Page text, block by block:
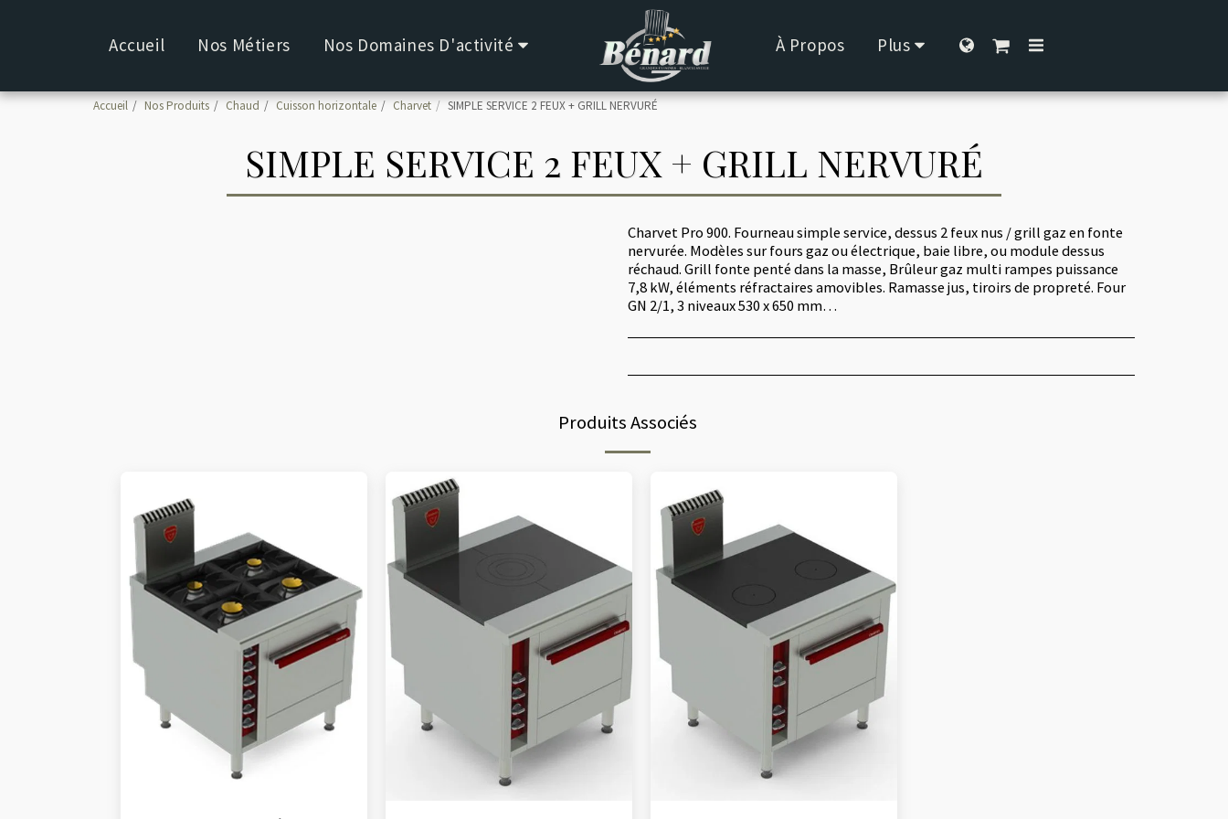
Accueil Nos Métiers Nos Domaines D'activité À Propos Plus
Accueil Nos Produits Chaud Cuisson horizontale Charvet SIMPLE SERVICE 2 FEUX + GRILL NERVURÉ
SIMPLE SERVICE 2 FEUX + GRILL NERVURÉ
Charvet Pro 900. Fourneau simple service, dessus 2 feux nus / grill gaz en fonte
nervurée. Modèles sur fours gaz ou électrique, baie libre, ou module dessus
réchaud. Grill fonte penté dans la masse, Brûleur gaz multi rampes puissance
7,8 kW, éléments réfractaires amovibles. Ramasse jus, tiroirs de propreté. Four
GN 2/1, 3 niveaux 530 x 650 mm…
Produits Associés